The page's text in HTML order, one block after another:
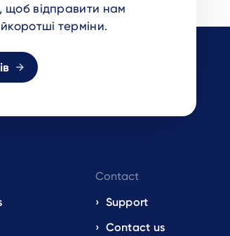
щоб відправити нам
терміни.
Contact
Support
Contact us